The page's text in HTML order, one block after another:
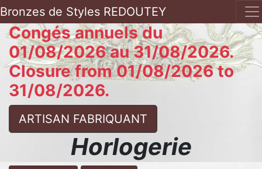
Bronzes de Styles REDOUTEY
Congés annuels du
01/08/2026 au 31/08/2026.
Closure from 01/08/2026 to
31/08/2026.
ARTISAN FABRIQUANT
Horlogerie